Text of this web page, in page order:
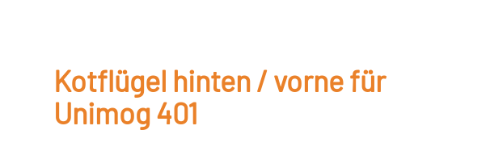
Kotflügel hinten / vorne für
Unimog 401